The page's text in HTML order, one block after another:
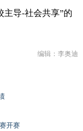
主导-社会共享”的
编辑：李奥迪
开赛